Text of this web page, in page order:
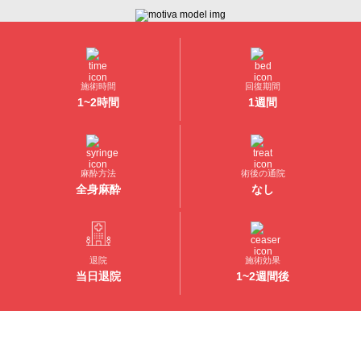
施術時間
1~2時間
回復期間
1週間
麻酔方法
全身麻酔
術後の通院
なし
退院
当日退院
施術効果
1~2週間後